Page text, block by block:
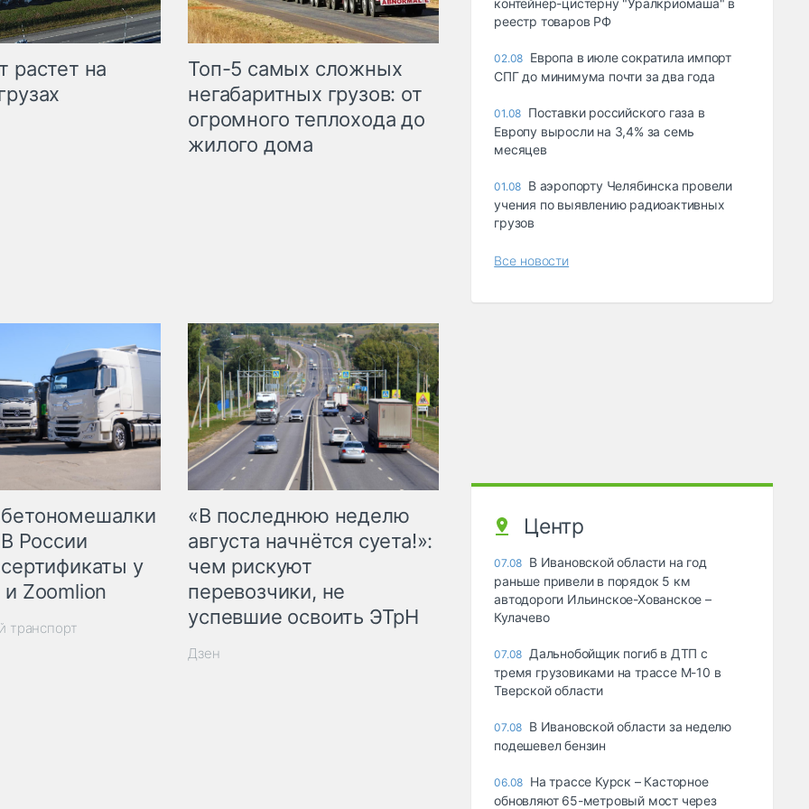
растет на
Топ-5 самых сложных
негабаритных грузов: от
огромного теплохода до
жилого дома
России
у
Zoomlion
транспорт
«В последнюю неделю
августа начнётся суета!»:
чем рискуют
перевозчики, не
успевшие освоить ЭТрН
Дзен
контейнер-цистерну "Уралкриомаша" в
реестр товаров РФ
02.08 Европа в июле сократила импорт
СПГ до минимума почти за два года
01.08 Поставки российского газа в
Европу выросли на 3,4% за семь
месяцев
01.08 В аэропорту Челябинска провели
учения по выявлению радиоактивных
грузов
Все новости
Центр
07.08 В Ивановской области на год
раньше привели в порядок 5 км
автодороги Ильинское-Хованское –
Кулачево
07.08 Дальнобойщик погиб в ДТП с
тремя грузовиками на трассе М-10 в
Тверской области
07.08 В Ивановской области за неделю
подешевел бензин
06.08 На трассе Курск – Касторное
обновляют 65-метровый мост через